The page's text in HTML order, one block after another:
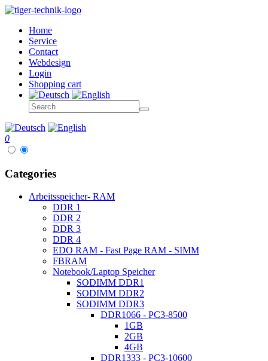
Home
Service
Contact
Webdesign
Login
Shopping cart
0
Categories
Arbeitsspeicher- RAM
DDR 1
DDR 2
DDR 3
DDR 4
EDO RAM - Fast Page RAM - SIMM
FBRAM
Notebook/Laptop Speicher
SODIMM DDR1
SODIMM DDR2
SODIMM DDR3
DDR1066 - PC3-8500
1GB
2GB
4GB
DDR1333 - PC3-10600